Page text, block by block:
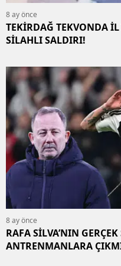
8 ay önce
TEKİRDAĞ TEKVONDA
SİLAHLI SALDIRI!
8 ay önce
RAFA SİLVA’NIN
ANTRENMANLARA